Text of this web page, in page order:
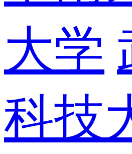
大学
科技